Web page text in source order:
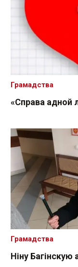
«Справа адной
Грамадства
Ніну Багінскую
Грамадства